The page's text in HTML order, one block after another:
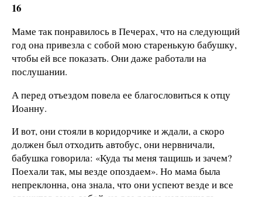
16
Маме так понравилось в Печерах, что на следующий
год она привезла с собой мою старенькую бабушку,
чтобы ей все показать. Они даже работали на
послушании.
А перед отъездом повела ее благословиться к отцу
Иоанну.
И вот, они стояли в коридорчике и ждали, а скоро
должен был отходить автобус, они нервничали,
бабушка говорила: «Куда ты меня тащишь и зачем?
Поехали так, мы везде опоздаем». Но мама была
непреклонна, она знала, что они успеют везде и все